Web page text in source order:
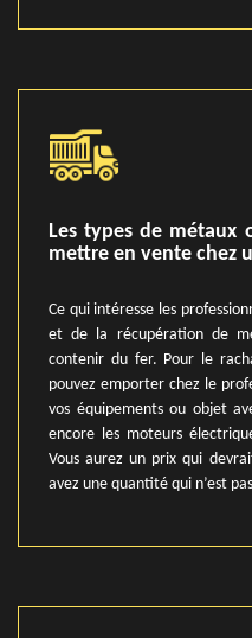
Les types de métaux
mettre en vente chez
Ce qui intéresse les
et de la récupération de
contenir du fer. Pour le
pouvez emporter chez le
vos équipements ou objet
encore les moteurs
Vous aurez un prix qui
avez une quantité qui n’est